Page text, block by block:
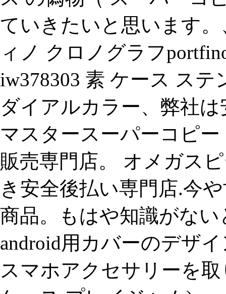
ていきたいと思います
ィノ クロノグラフ
iw378303 素 ケース ス
ダイアルカラー、弊社
マスタースーパーコピ
販売専門店。 オメガス
き安全後払い専門店.今
商品。もはや知識がない
android用カバーのデザ
スマホアクセサリーを取